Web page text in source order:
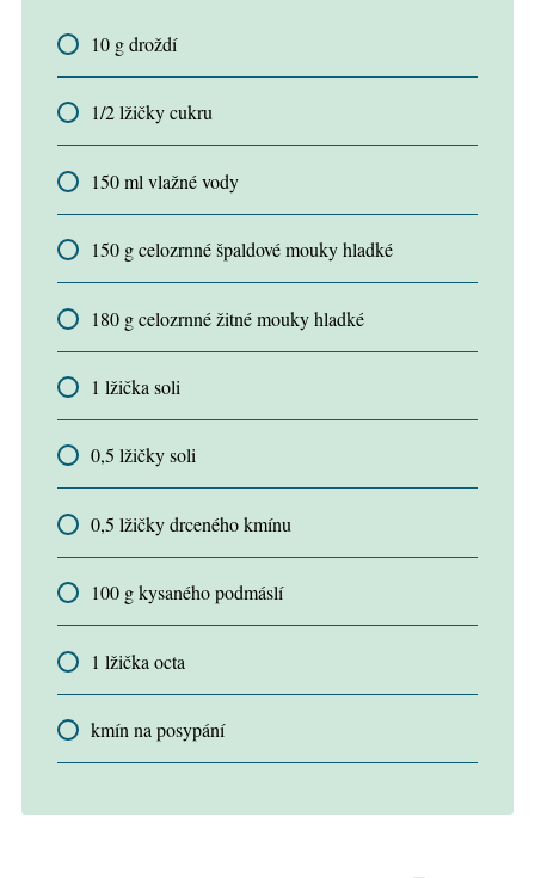
10 g droždí
1/2 lžičky cukru
150 ml vlažné vody
150 g celozrnné špaldové mouky hladké
180 g celozrnné žitné mouky hladké
1 lžička soli
0,5 lžičky soli
0,5 lžičky drceného kmínu
100 g kysaného podmáslí
1 lžička octa
kmín na posypání